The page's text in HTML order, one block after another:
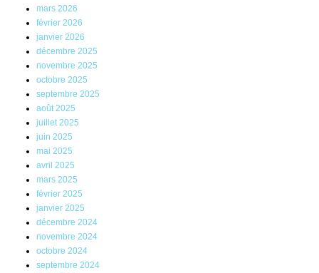
mars 2026
février 2026
janvier 2026
décembre 2025
novembre 2025
octobre 2025
septembre 2025
août 2025
juillet 2025
juin 2025
mai 2025
avril 2025
mars 2025
février 2025
janvier 2025
décembre 2024
novembre 2024
octobre 2024
septembre 2024